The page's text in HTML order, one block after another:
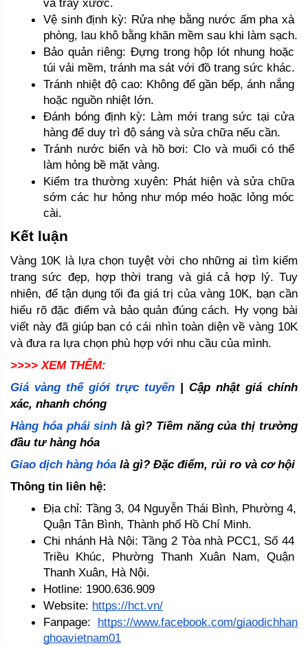
và trầy xước.
Vệ sinh định kỳ: Rửa nhẹ bằng nước ấm pha xà
phòng, lau khô bằng khăn mềm sau khi làm sạch.
Bảo quản riêng: Đựng trong hộp lót nhung hoặc
túi vải mềm, tránh ma sát với đồ trang sức khác.
Tránh nhiệt độ cao: Không để gần bếp, ánh nắng
hoặc nguồn nhiệt lớn.
Đánh bóng định kỳ: Làm mới trang sức tại cửa
hàng để duy trì độ sáng và sửa chữa nếu cần.
Tránh nước biển và hồ bơi: Clo và muối có thể
làm hỏng bề mặt vàng.
Kiểm tra thường xuyên: Phát hiện và sửa chữa
sớm các hư hỏng như móp méo hoặc lỏng móc
cài.
Kết luận
Vàng 10K là lựa chọn tuyệt vời cho những ai tìm kiếm
trang sức đẹp, hợp thời trang và giá cả hợp lý. Tuy
nhiên, để tận dụng tối đa giá trị của vàng 10K, bạn cần
hiểu rõ đặc điểm và bảo quản đúng cách. Hy vọng bài
viết này đã giúp bạn có cái nhìn toàn diện về vàng 10K
và đưa ra lựa chọn phù hợp với nhu cầu của mình.
>>>> XEM THÊM:
Giá vàng thế giới trực tuyến | Cập nhật giá chính
xác, nhanh chóng
Hàng hóa phái sinh là gì? Tiềm năng của thị trường
đầu tư hàng hóa
Giao dịch hàng hóa là gì? Đặc điểm, rủi ro và cơ hội
Thông tin liên hệ:
Địa chỉ: Tầng 3, 04 Nguyễn Thái Bình, Phường 4,
Quận Tân Bình, Thành phố Hồ Chí Minh.
Chi nhánh Hà Nội: Tầng 2 Tòa nhà PCC1, Số 44
Triều Khúc, Phường Thanh Xuân Nam, Quận
Thanh Xuân, Hà Nội.
Hotline: 1900.636.909
Website: https://hct.vn/
Fanpage: https://www.facebook.com/giaodichhan
ghoavietnam01